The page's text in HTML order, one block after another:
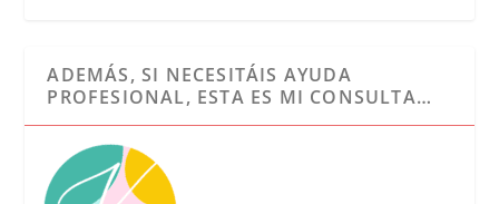
ADEMÁS, SI NECESITÁIS AYUDA
PROFESIONAL, ESTA ES MI CONSULTA…